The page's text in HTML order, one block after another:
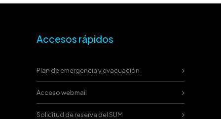
Accesos rápidos
Plan de emergencia y evacuación
Acceso webmail
Solicitud de reserva del SUM